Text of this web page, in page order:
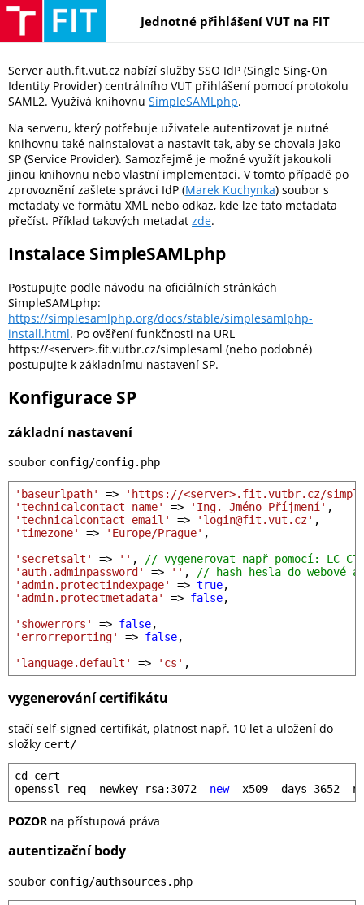
Jednotné přihlášení VUT na FIT
Server auth.fit.vut.cz nabízí služby SSO IdP (Single Sing-On
Identity Provider) centrálního VUT přihlášení pomocí protokolu
SAML2. Využívá knihovnu SimpleSAMLphp.
Na serveru, který potřebuje uživatele autentizovat je nutné
knihovnu také nainstalovat a nastavit tak, aby se chovala jako
SP (Service Provider). Samozřejmě je možné využít jakoukoli
jinou knihovnu nebo vlastní implementaci. V tomto případě po
zprovoznění zašlete správci IdP (Marek Kuchynka) soubor s
metadaty ve formátu XML nebo odkaz, kde lze tato metadata
přečíst. Příklad takových metadat zde.
Instalace SimpleSAMLphp
Postupujte podle návodu na oficiálních stránkách
SimpleSAMLphp:
https://simplesamlphp.org/docs/stable/simplesamlphp-
install.html. Po ověření funkčnosti na URL
https://<server>.fit.vutbr.cz/simplesaml (nebo podobné)
postupujte k základnímu nastavení SP.
Konfigurace SP
základní nastavení
soubor config/config.php
'baseurlpath' =>
'https://<server>.fit.vutbr.cz/
'technicalcontact_name'
=> 'Ing. Jméno Příjmení'
'technicalcontact_email'
=> 'login@fit.vut.cz'
'timezone'
=> 'Europe/Prague' ,
'secretsalt'
=> '' ,
// vygenerovat např pomocí:
'auth.adminpassword'
=> '' ,
// hash hesla do webové
'admin.protectindexpage'
=> true
'admin.protectmetadata'
=> false,
'showerrors'
=> false
'errorreporting'
=> false,
'language.default'
=> 'cs'
vygenerování certifikátu
stačí self-signed certifikát, platnost např. 10 let a uložení do
složky cert/
cd cert
openssl req -newkey rsa: 3072 -new -x509 -days 3652 -
POZOR na přístupová práva
autentizační body
soubor config/authsources.php